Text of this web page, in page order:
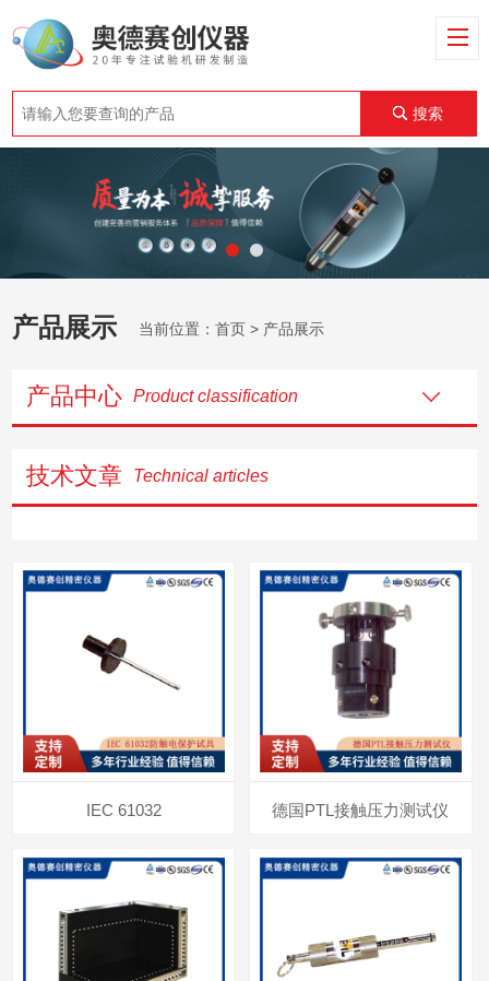
搜索
产品展示 当前位置：首页 > 产品展示
产品中心 Product classification
技术文章 Technical articles
IEC 61032 德国PTL接触压力测试仪